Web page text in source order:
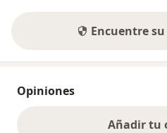
Encuentre
Opiniones
Añadir tu